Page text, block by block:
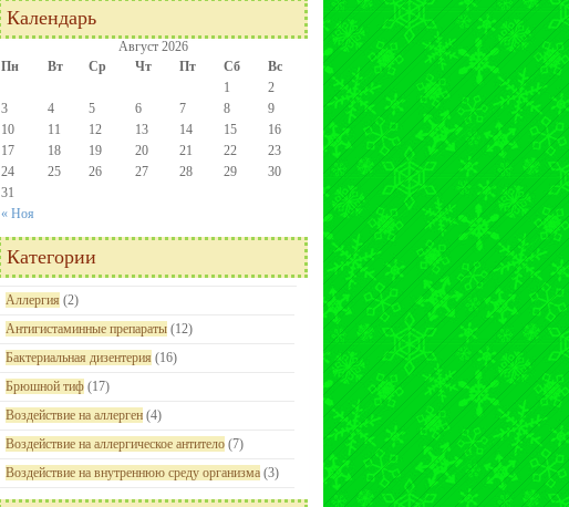
Календарь
Август 2026
Пн
Вт Ср Чт Пт Сб Вс
« Ноя
1
2
3
4 5 6 7 8
9
10
11 12 13 14 15
16
17
18 19 20 21 22
23
24
25 26 27 28 29
30
31
Категории
Аллергия (2)
Антигистаминные препараты (12)
Бактериальная дизентерия (16)
Брюшной тиф (17)
Воздействие на аллерген (4)
Воздействие на аллергическое антитело (7)
Воздействие на внутреннюю среду организма (3)